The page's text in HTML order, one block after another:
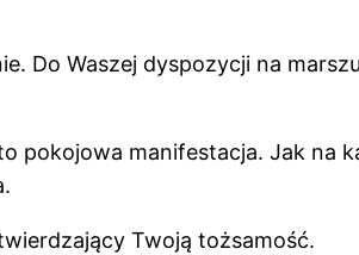
Do Waszej dyspozycji na
pokojowa manifestacja. Jak
Twoją tożsamość.